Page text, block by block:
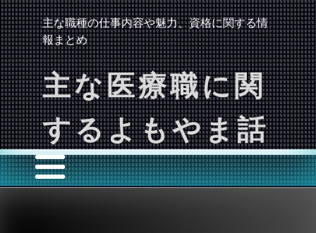
主な職種の仕事内容や魅力、資格に関する情
報まとめ
主な医療職に関
するよもやま話